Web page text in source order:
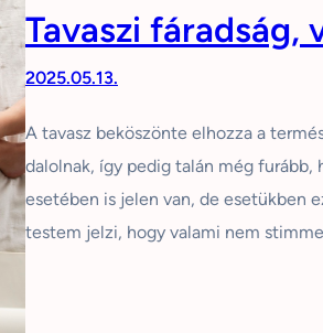
Tavaszi fáradság,
2025.05.13.
A tavasz beköszönte elhozza a
dalolnak, így pedig talán még furább,
esetében is jelen van, de esetükben
testem jelzi, hogy valami nem